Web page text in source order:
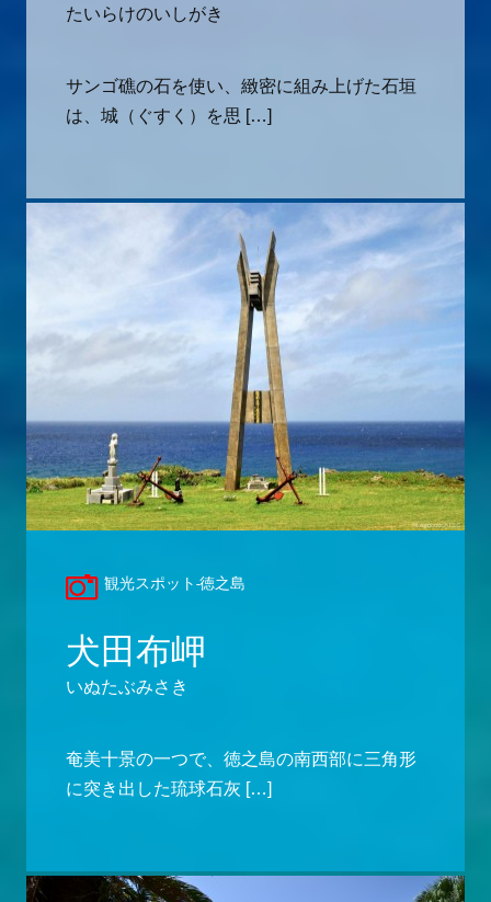
たいらけのいしがき
サンゴ礁の石を使い、緻密に組み上げた石垣
は、城（ぐすく）を思 […]
観光スポット-徳之島
犬田布岬
いぬたぶみさき
奄美十景の一つで、徳之島の南西部に三角形
に突き出した琉球石灰 […]